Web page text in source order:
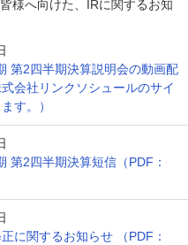
様へ向けた、IRに関するお知
第2四半期決算説明会の動画配
会社リンクソシュールのサイ
す。）
第2四半期決算短信（PDF：
に関するお知らせ （PDF：